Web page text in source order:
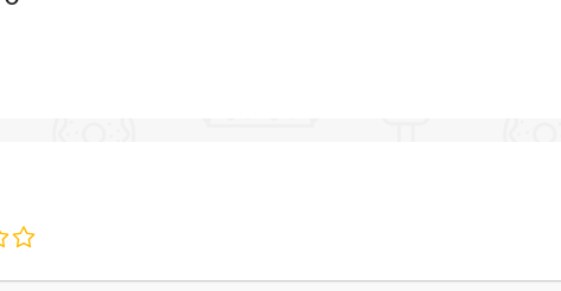
早期版本打开的堆叠笔记可能会丢失其保存位置的问题。
排序；加载或添加时，样式现在按正确的字母顺序显示。
使用率高而无法呈现缩略图的问题。
，即笔记可能会被部分遮挡在标题栏下方。